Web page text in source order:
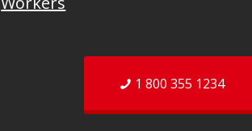
1 800 355 1234